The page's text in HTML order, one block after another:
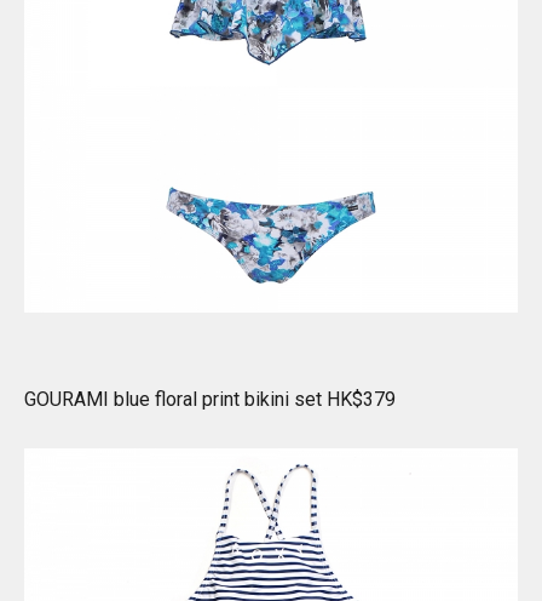
GOURAMI blue floral print bikini set HK$379